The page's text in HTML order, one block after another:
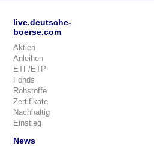
live.deutsche-
boerse.com
Aktien
Anleihen
ETF/ETP
Fonds
Rohstoffe
Zertifikate
Nachhaltig
Einstieg
News